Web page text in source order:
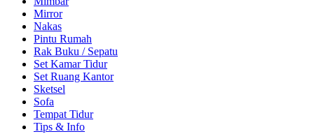
Mirror
Nakas
Pintu Rumah
Rak Buku / Sepatu
Set Kamar Tidur
Set Ruang Kantor
Sketsel
Sofa
Tempat Tidur
Tips & Info